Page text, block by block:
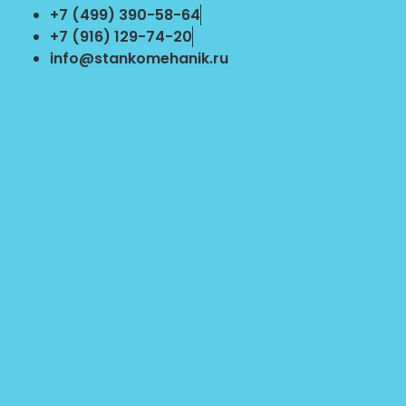
Перейти
содержимому
+7 (499) 390-58-64
+7 (916) 129-74-20
info@stankomehanik.ru